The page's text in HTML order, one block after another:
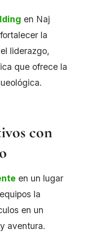
en Naj
la
liderazgo,
que ofrece la
con
en un lugar
la
en un
aventura.